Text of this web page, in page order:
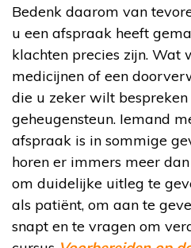
Bedenk daarom van
u een afspraak heeft
klachten precies zijn. Wat
medicijnen of een
die u zeker wilt
geheugensteun. Iemand
afspraak is in sommige
horen er immers meer
om duidelijke uitleg te
als patiënt, om aan te
snapt en te vragen om